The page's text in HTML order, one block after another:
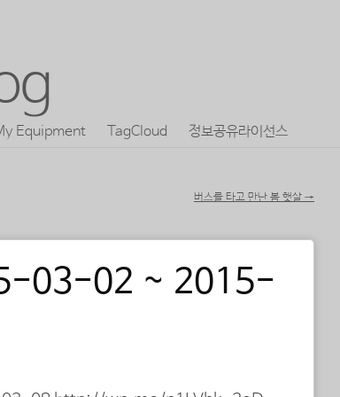
Equipment TagCloud 정보공유라이선스
버스를 타고 만난 봄 햇살 →
03-02 ~ 2015-